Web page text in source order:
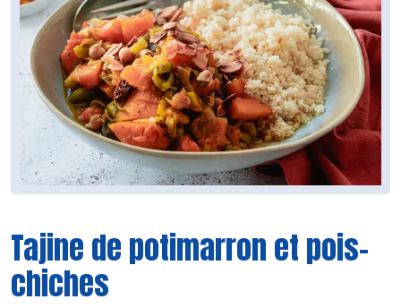
Tajine de potimarron et pois-
chiches